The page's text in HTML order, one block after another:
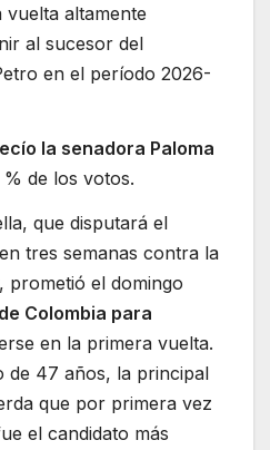
vuelta altamente
al sucesor del
en el período 2026-
la senadora Paloma
de los votos.
que disputará el
tres semanas contra la
prometió el domingo
Colombia para
en la primera vuelta.
de 47 años, la principal
que por primera vez
el candidato más